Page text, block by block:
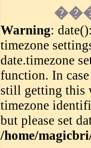
Warning:
timezone
date.timezone
function. In
still getting this
timezone
but please set
/home/